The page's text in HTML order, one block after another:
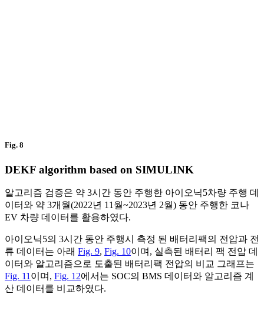
Fig. 8
DEKF algorithm based on SIMULINK
알고리즘 검증은 약 3시간 동안 주행한 아이오닉5차량 주행 데
이터와 약 3개월(2022년 11월~2023년 2월) 동안 주행한 코나
EV 차량 데이터를 활용하였다.
아이오닉5의 3시간 동안 주행시 측정 된 배터리팩의 전압과 전
류 데이터는 아래 Fig. 9, Fig. 10이며, 실측된 배터리 팩 전압 데
이터와 알고리즘으로 도출된 배터리팩 전압의 비교 그래프는
Fig. 11 이며, Fig. 12에서는 SOC의 BMS 데이터와 알고리즘 계
산 데이터를 비교하였다.